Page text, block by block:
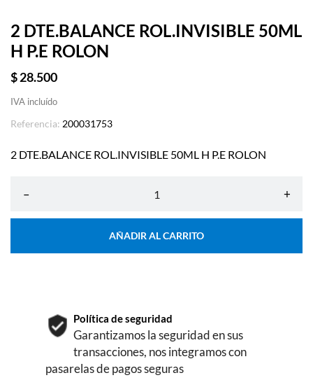
2 DTE.BALANCE ROL.INVISIBLE 50ML
H P.E ROLON
$ 28.500
IVA incluído
Referencia: 200031753
2 DTE.BALANCE ROL.INVISIBLE 50ML H P.E ROLON
– +
AÑADIR AL CARRITO
Política de seguridad
Garantizamos la seguridad en sus
transacciones, nos integramos con
pasarelas de pagos seguras